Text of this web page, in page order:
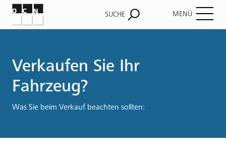
Verkaufen Sie Ihr
Fahrzeug?
Was Sie beim Verkauf beachten sollten:
SUCHE MENÜ